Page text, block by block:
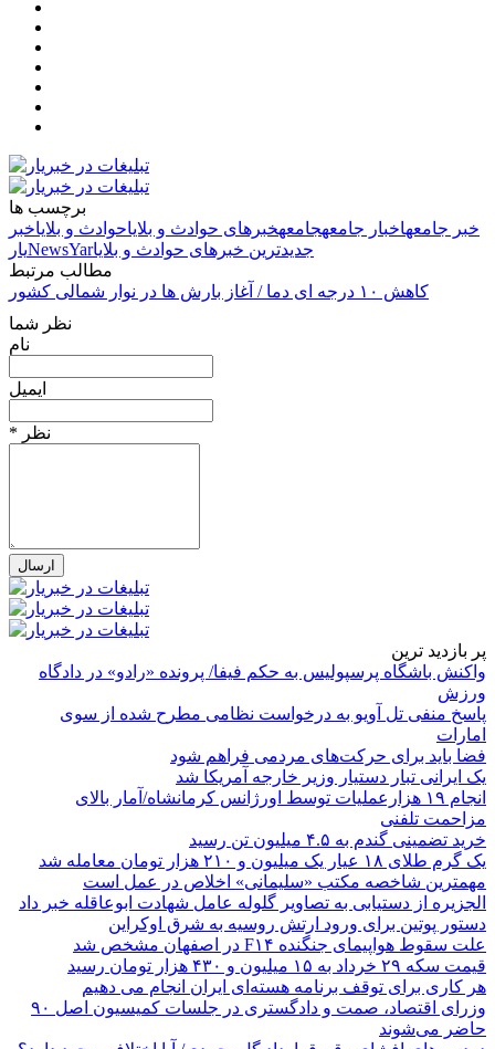
برچسب ها
خبر جامعهاخبار جامعهجامعهخبرهای حوادث و بلایاحوادث و بلایاخبر
یارNewsYarجدیدترین خبرهای حوادث و بلایا
مطالب مرتبط
کاهش ۱۰ درجه ای دما / آغاز بارش ها در نوار شمالی کشور
نظر شما
نام
ایمیل
* نظر
پر بازدید ترین
واکنش باشگاه پرسپولیس به حکم فیفا/ پرونده «رادو» در دادگاه
ورزش
پاسخ منفی تل آویو به درخواست نظامی مطرح شده از سوی
امارات
فضا باید برای حرکت‌های مردمی فراهم شود
یک ایرانی تبار دستیار وزیر خارجه آمریکا شد
انجام ۱۹ هزارعملیات توسط اورژانس کرمانشاه/آمار بالای
مزاحمت تلفنی
خرید تضمینی گندم به ۴.۵ میلیون تن رسید
یک گرم طلای ۱۸ عیار یک میلیون و ۲۱۰ هزار تومان معامله شد
مهمترین شاخصه مکتب «سلیمانی» اخلاص در عمل است
الجزیره از دستیابی به تصاویر گلوله عامل شهادت ابوعاقله خبر داد
دستور پوتین برای ورود ارتش روسیه به شرق اوکراین
علت سقوط هواپیمای جنگنده F۱۴ در اصفهان مشخص شد
قیمت سکه ۲۹ خرداد به ۱۵ میلیون و ۴۳۰ هزار تومان رسید
هر کاری برای توقف برنامه هسته‌ای ایران انجام می دهیم
وزرای اقتصاد، صمت و دادگستری در جلسات کمیسیون اصل ۹۰
حاضر می‌شوند